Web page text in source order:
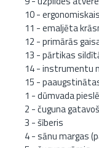
10 -
11 - emaljēta
12 - primārās
13 - pārtikas
14 - instrumentu
15 -
1 - dūmvada
2 - čuguna
3 - šīberis
4 - sānu margas